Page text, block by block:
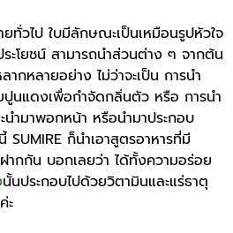
ยทั่วไป ใบมีลักษณะเป็นเหมือนรูปหัวใจ
ะโยชน์ สามารถนำส่วนต่าง ๆ จากต้น
ลากหลายอย่าง ไม่ว่าจะเป็น การนำ
ปูนแดงเพื่อกำจัดกลิ่นตัว หรือ การนำ
ำมาพอกหน้า หรือนำมาประกอบ
SUMIRE ก็นำเอาสูตรอาหารที่มี
ากกัน บอกเลยว่า ได้ทั้งความอร่อย
นั้นประกอบไปด้วยวิตามินและแร่ธาตุ
ะ